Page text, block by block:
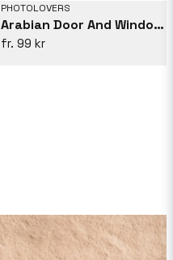
PHOTOLOVERS
Arabian Door And Windows
99 kr